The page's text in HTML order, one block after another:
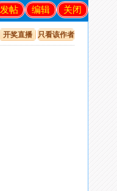
关闭
编辑
发帖
开奖直播 只看该作者